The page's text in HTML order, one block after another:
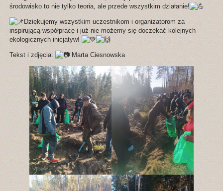
środowisko to nie tylko teoria, ale przede wszystkim działanie!
Dziękujemy wszystkim uczestnikom i organizatorom za
inspirującą współpracę i już nie możemy się doczekać kolejnych
ekologicznych inicjatyw!
Tekst i zdjęcia: Marta Ciesnowska